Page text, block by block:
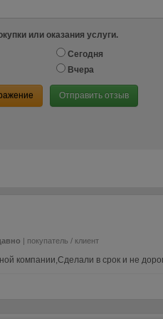
или оказания услуги.
Сегодня
Вчера
Отправить отзыв
| покупатель / клиент
компании,Сделали в срок и не